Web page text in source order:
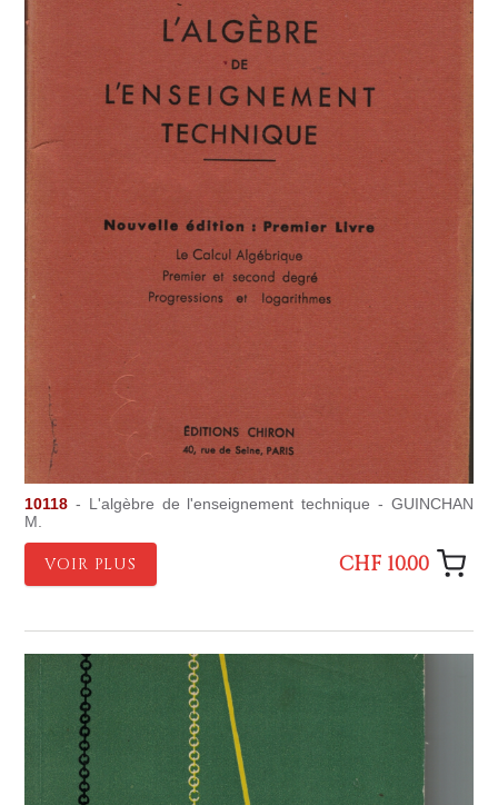
10118 - L'algèbre de l'enseignement technique - GUINCHAN
M.
VOIR PLUS CHF 10.00